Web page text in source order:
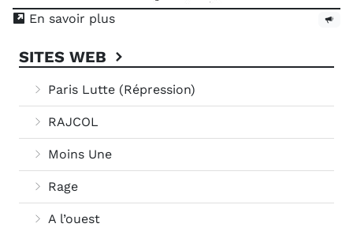
En savoir plus
SITES WEB
Paris Lutte (Répression)
RAJCOL
Moins Une
Rage
A l’ouest